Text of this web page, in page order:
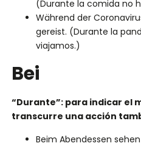
(Durante la comida no
Während der
gereist. (Durante la
viajamos.)
Bei
“Durante”: para indicar el
transcurre una acción
Beim Abendessen